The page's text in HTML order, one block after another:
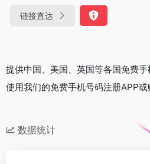
链接直达
提供中国、美国、英国等各国免费
使用我们的免费手机号码注册APP或
数据统计